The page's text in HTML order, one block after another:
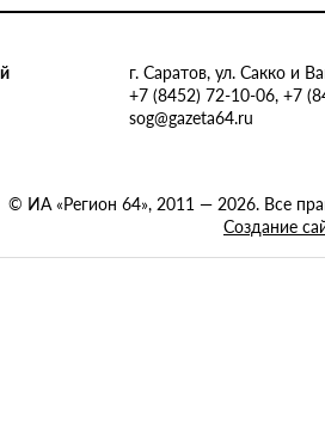
г. Саратов, ул. Сакко и
+7 (8452) 72-10-06, +7
sog@gazeta64.ru
© ИА «Регион 64», 2011 — 2026. Все
Создание